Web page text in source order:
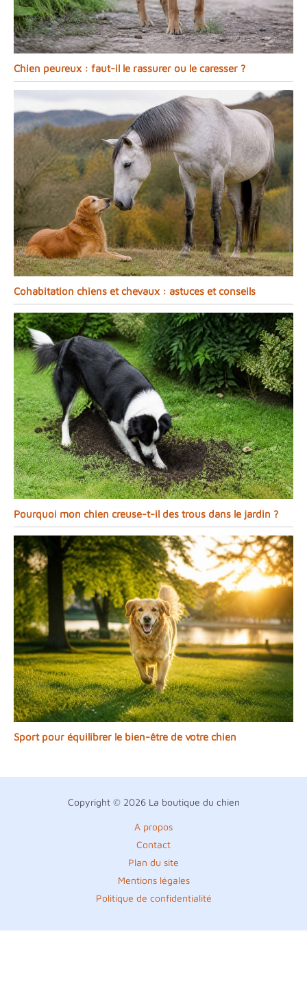
Chien peureux : faut-il le rassurer ou le caresser ?
Cohabitation chiens et chevaux : astuces et conseils
Pourquoi mon chien creuse-t-il des trous dans le jardin ?
Sport pour équilibrer le bien-être de votre chien
Copyright © 2026 La boutique du chien
A propos
Contact
Plan du site
Mentions légales
Politique de confidentialité